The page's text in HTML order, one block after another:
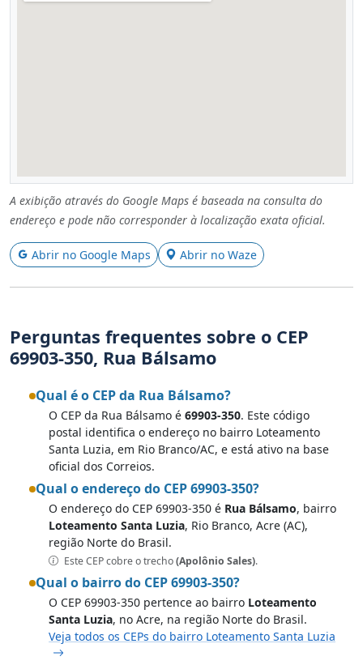
A exibição através do Google Maps é baseada na consulta do
endereço e pode não corresponder à localização exata oficial.
Abrir no Google Maps Abrir no Waze
Perguntas frequentes sobre o CEP
69903-350, Rua Bálsamo
Qual é o CEP da Rua Bálsamo?
O CEP da Rua Bálsamo é 69903-350. Este código
postal identifica o endereço no bairro Loteamento
Santa Luzia, em Rio Branco/AC, e está ativo na base
oficial dos Correios.
Qual o endereço do CEP 69903-350?
O endereço do CEP 69903-350 é Rua Bálsamo, bairro
Loteamento Santa Luzia, Rio Branco, Acre (AC),
região Norte do Brasil.
Este CEP cobre o trecho(Apolônio Sales).
Qual o bairro do CEP 69903-350?
O CEP 69903-350 pertence ao bairro Loteamento
Santa Luzia, no Acre, na região Norte do Brasil.
Veja todos os CEPs do bairro Loteamento Santa Luzia